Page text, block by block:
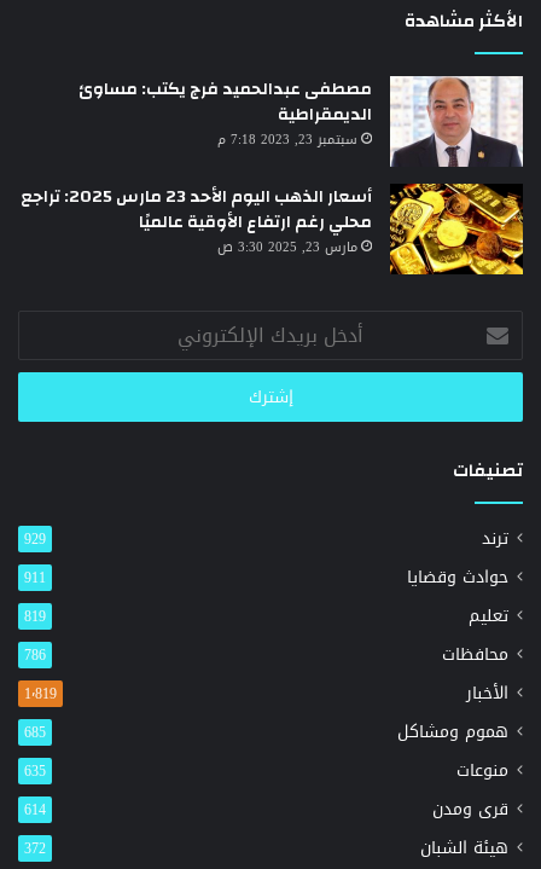
الأكثر مشاهدة
مصطفى عبدالحميد فرج يكتب: مساوئ
الديمقراطية
سبتمبر 23, 2023 7:18 م
أسعار الذهب اليوم الأحد 23 مارس 2025: تراجع
محلي رغم ارتفاع الأوقية عالميًا
مارس 23, 2025 3:30 ص
أدخل
بريدك
الإلكتروني
تصنيفات
ترند 929
حوادث وقضايا 911
تعليم 819
محافظات 786
الأخبار 1٬819
هموم ومشاكل 685
منوعات 635
قرى ومدن 614
هيئة الشبان 372